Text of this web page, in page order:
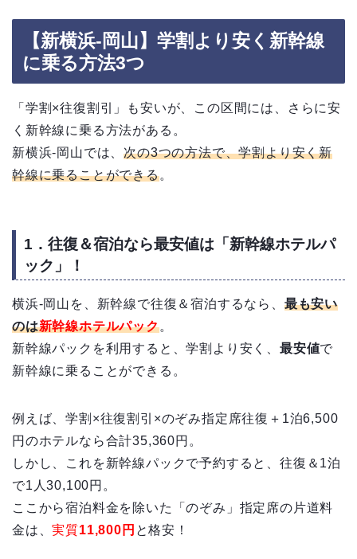
【新横浜-岡山】学割より安く新幹線
に乗る方法3つ
「学割×往復割引」も安いが、この区間には、さらに安
く新幹線に乗る方法がある。
新横浜-岡山では、次の3つの方法で、学割より安く新
幹線に乗ることができる。
1．往復＆宿泊なら最安値は「新幹線ホテルパ
ック」！
横浜-岡山を、新幹線で往復＆宿泊するなら、 最も安い
のは新幹線ホテルパック。
新幹線パックを利用すると、学割より安く、 最安値で
新幹線に乗ることができる。
例えば、学割×往復割引×のぞみ指定席往復＋1泊6,500
円のホテルなら合計35,360円。
しかし、これを新幹線パックで予約すると、往復＆1泊
で1人30,100円。
ここから宿泊料金を除いた「のぞみ」指定席の片道料
金は、実質11,800円 と格安！